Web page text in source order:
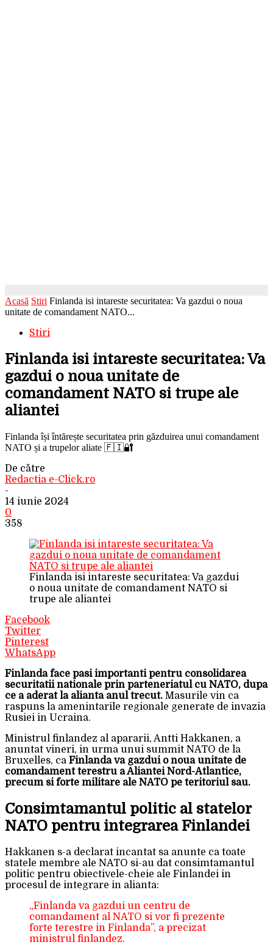
Acasă Stiri Finlanda isi intareste securitatea: Va gazdui o noua
unitate de comandament NATO...
Stiri
Finlanda isi intareste securitatea: Va
gazdui o noua unitate de
comandament NATO si trupe ale
aliantei
Finlanda își întărește securitatea prin găzduirea unui comandament
NATO și a trupelor aliate 🇫🇮🔐
De către
Redactia e-Click.ro
-
14 iunie 2024
0
358
Finlanda isi intareste securitatea: Va gazdui
o noua unitate de comandament NATO si
trupe ale aliantei
Facebook
Twitter
Pinterest
WhatsApp
Finlanda face pasi importanti pentru consolidarea
securitatii nationale prin parteneriatul cu NATO, dupa
ce a aderat la alianta anul trecut. Masurile vin ca
raspuns la amenintarile regionale generate de invazia
Rusiei in Ucraina.
Ministrul finlandez al apararii, Antti Hakkanen, a
anuntat vineri, in urma unui summit NATO de la
Bruxelles, ca Finlanda va gazdui o noua unitate de
comandament terestru a Aliantei Nord-Atlantice,
precum si forte militare ale NATO pe teritoriul sau.
Consimtamantul politic al statelor
NATO pentru integrarea Finlandei
Hakkanen s-a declarat incantat sa anunte ca toate
statele membre ale NATO si-au dat consimtamantul
politic pentru obiectivele-cheie ale Finlandei in
procesul de integrare in alianta:
„Finlanda va gazdui un centru de
comandament al NATO si vor fi prezente
forte terestre in Finlanda”, a precizat
ministrul finlandez.